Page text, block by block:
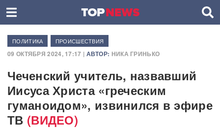
ПОЛИТИКА ПРОИСШЕСТВИЯ
09 ОКТЯБРЯ 2024, 17:17 | АВТОР: НИКА ГРИНЬКО
Чеченский учитель, назвавший
Иисуса Христа «греческим
гуманоидом», извинился в эфире
ТВ (ВИДЕО)